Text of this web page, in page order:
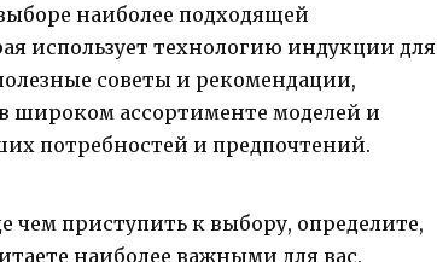
наиболее подходящей
использует технологию индукции для
советы и рекомендации,
широком ассортименте моделей и
потребностей и предпочтений.
чем приступить к выбору, определите,
наиболее важными для вас.